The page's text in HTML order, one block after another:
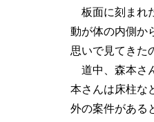
板面に刻まれ
動が体の内側か
思いで見てきた
道中、森本さ
本さんは床柱な
外の案件がある